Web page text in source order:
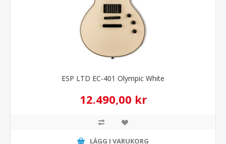
ESP LTD EC-401 Olympic White
12.490,00 kr
LÄGG I VARUKORG